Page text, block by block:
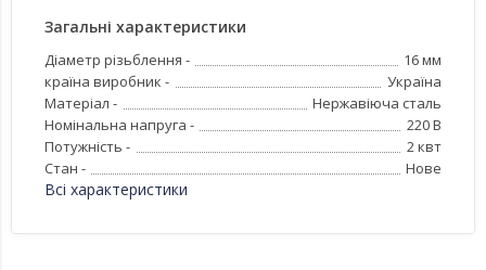
Загальні характеристики
Діаметр різьблення -
16 мм
країна виробник -
Україна
Матеріал -
Нержавіюча сталь
Номінальна напруга -
220 В
Потужність -
2 квт
Стан -
Нове
Всі характеристики